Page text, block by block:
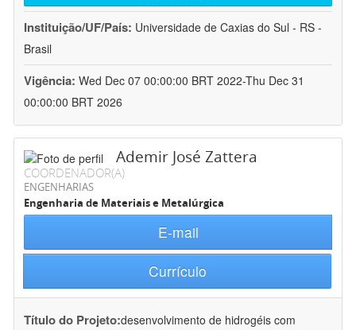
Instituição/UF/País: Universidade de Caxias do Sul - RS -
Brasil
Vigência: Wed Dec 07 00:00:00 BRT 2022-Thu Dec 31
00:00:00 BRT 2026
Ademir José Zattera
COORDENADOR(A)
ENGENHARIAS
Engenharia de Materiais e Metalúrgica
E-mail
Currículo
Título do Projeto:desenvolvimento de hidrogéis com